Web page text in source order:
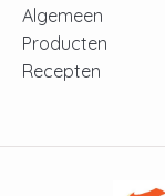
Algemeen
Producten
Recepten